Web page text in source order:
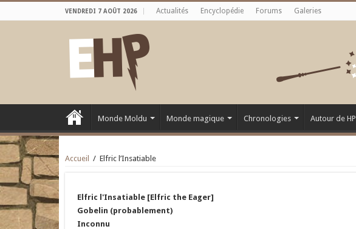
VENDREDI 7 AOÛT 2026 Actualités Encyclopédie Forums Galeries
Monde Moldu Monde magique Chronologies Autour de HP
Accueil / Elfric l’Insatiable
Elfric l'Insatiable [Elfric the Eager]
Gobelin (probablement)
Inconnu